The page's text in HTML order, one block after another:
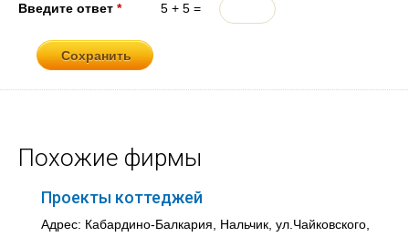
Введите ответ * 5 + 5 =
Похожие фирмы
Проекты коттеджей
Адрес: Кабардино-Балкария, Нальчик, ул.Чайковского,